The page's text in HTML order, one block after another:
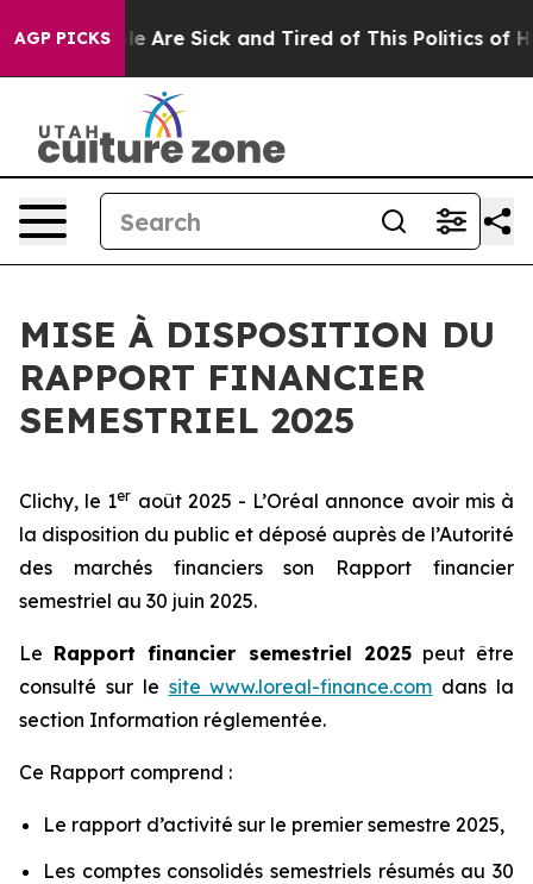
AGP PICKS
“People Are Sick and Tired of This Politics of
MISE À DISPOSITION DU
RAPPORT FINANCIER
SEMESTRIEL 2025
Clichy, le 1er août 2025 - L’Oréal annonce avoir mis à
la disposition du public et déposé auprès de l’Autorité
des marchés financiers son Rapport financier
semestriel au 30 juin 2025.
Le Rapport financier semestriel 2025peut être
consulté sur le sitewww.loreal-finance.com dans la
section Information réglementée.
Ce Rapport comprend :
Le rapport d’activité sur le premier semestre 2025,
Les comptes consolidés semestriels résumés au 30